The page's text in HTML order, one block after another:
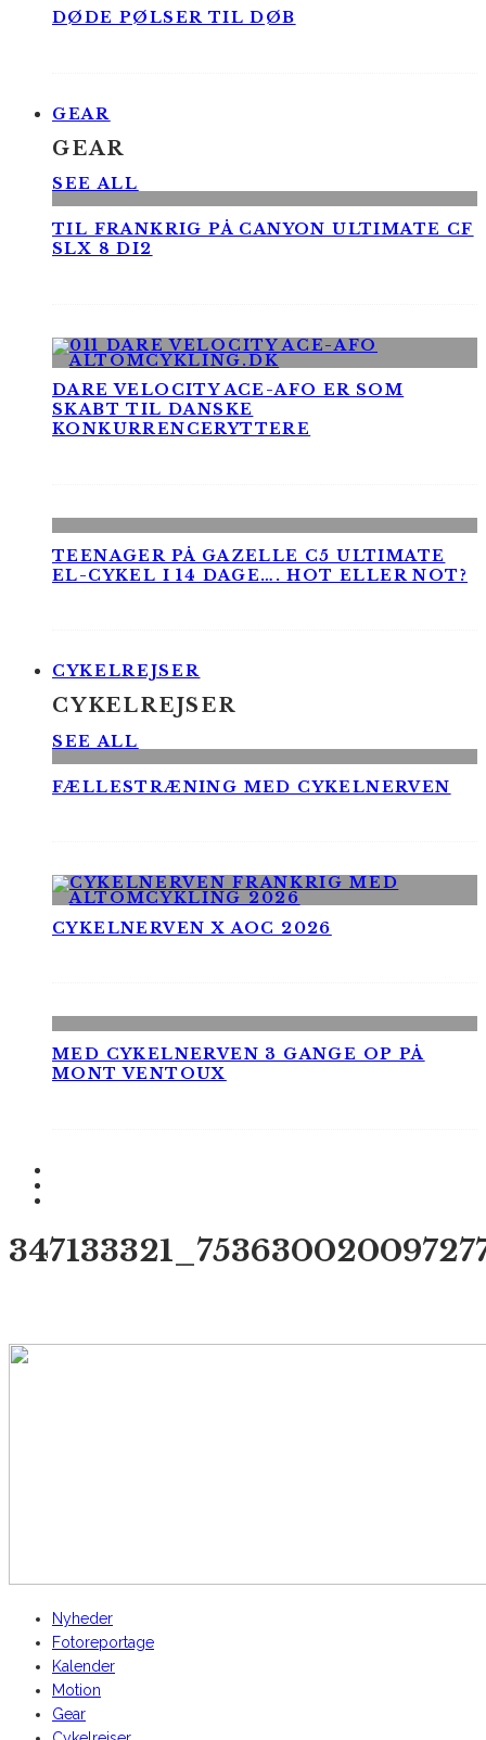
DØDE PØLSER TIL DØB
GEAR
GEAR
SEE ALL
TIL FRANKRIG PÅ CANYON ULTIMATE CF
SLX 8 DI2
DARE VELOCITY ACE-AFO ER SOM
SKABT TIL DANSKE
KONKURRENCERYTTERE
TEENAGER PÅ GAZELLE C5 ULTIMATE
EL-CYKEL I 14 DAGE…. HOT ELLER NOT?
CYKELREJSER
CYKELREJSER
SEE ALL
FÆLLESTRÆNING MED CYKELNERVEN
CYKELNERVEN X AOC 2026
MED CYKELNERVEN 3 GANGE OP PÅ
MONT VENTOUX
Nyheder
Fotoreportage
Kalender
Motion
Gear